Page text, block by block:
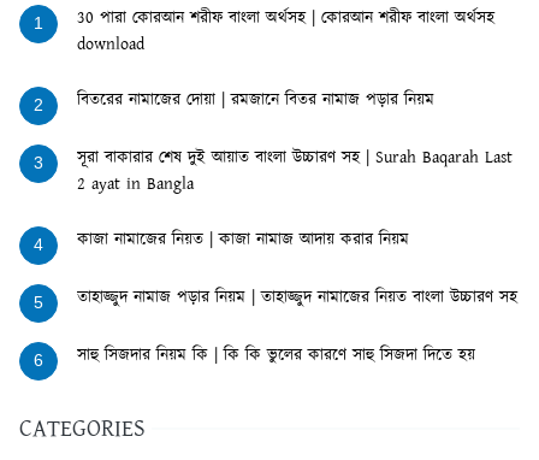
1
30 পারা কোরআন শরীফ বাংলা অর্থসহ | কোরআন শরীফ বাংলা অর্থসহ
download
2 বিতরের নামাজের দোয়া | রমজানে বিতর নামাজ পড়ার নিয়ম
3
সূরা বাকারার শেষ দুই আয়াত বাংলা উচ্চারণ সহ | Surah Baqarah Last
2 ayat in Bangla
4 কাজা নামাজের নিয়ত | কাজা নামাজ আদায় করার নিয়ম
5 তাহাজ্জুদ নামাজ পড়ার নিয়ম | তাহাজ্জুদ নামাজের নিয়ত বাংলা উচ্চারণ সহ
6 সাহু সিজদার নিয়ম কি | কি কি ভুলের কারণে সাহু সিজদা দিতে হয়
CATEGORIES